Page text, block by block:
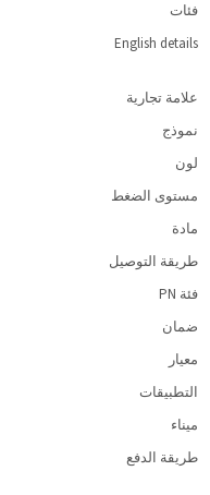
فئات
English details
علامة تجارية
نموذج
لون
مستوى الضغط
مادة
طريقة التوصيل
فئة PN
ضمان
معيار
التطبيقات
ميناء
طريقة الدفع